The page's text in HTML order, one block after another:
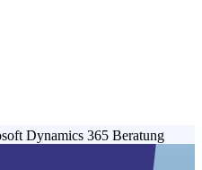
Dynamics 365 Beratung